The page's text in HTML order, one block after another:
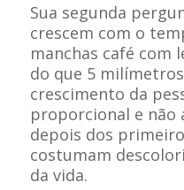
Sua segunda
crescem com o
manchas café com
do que 5
crescimento da
proporcional e não
depois dos
costumam
da vida.